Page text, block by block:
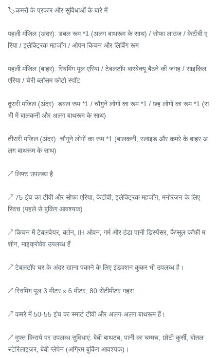
🏷कमरों के प्रकार और सुविधाओं के बारे में
पहली मंजिल (अंदर): डबल रूम *1 (अलग बाथरूम के साथ) / सोफा लाउंज / केटीवी ए
रिया / इलेक्ट्रिक महजोंग / ओपन किचन और लिविंग रूम
पहली मंजिल (बाहर): स्विमिंग पूल एरिया / टेबलटॉप बारबेक्यू बैठने की जगह / साइकिल
एरिया / चेरी ब्लॉसम फोटो स्पॉट
दूसरी मंजिल (अंदर): डबल रूम *1 / चौगुने लोगों का रूम *1 / छह लोगों का रूम *1 (स
भी में बालकनी और अलग बाथरूम के साथ)
तीसरी मंजिल (अंदर): चौगुने लोगों का रूम *1 (बालकनी, स्लाइड और कमरे के बाहर अ
लग बाथरूम के साथ)
↗ लिफ्ट उपलब्ध है
↗ 75 इंच का टीवी और सोफा एरिया, केटीवी, इलेक्ट्रिक महजोंग, मनोरंजन के लिए
स्विच (पहले से बुकिंग आवश्यक)
↗ किचन में टेबलवेयर, बर्तन, IH ओवन, गर्म और ठंडा पानी डिस्पेंसर, कैप्सूल कॉफी म
शीन, माइक्रोवेव उपलब्ध हैं
↗ टेबलटॉप घर के अंदर खाना पकाने के लिए इंडक्शन कुकर भी उपलब्ध है।
↗ स्विमिंग पूल 3 मीटर x 6 मीटर, 80 सेंटीमीटर गहरा
↗ कमरे में 50-55 इंच का स्मार्ट टीवी और अलग-अलग बाथरूम हैं।
↗ मुफ्त किराये पर उपलब्ध सुविधाएं: बेबी बाथटब, पानी का चम्मच, छोटी कुर्सी, बोतल
स्टेरिलाइज़र, बेबी प्लेपेन (अग्रिम बुकिंग आवश्यक)।